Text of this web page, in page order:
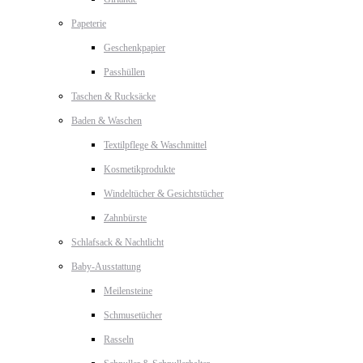
Papeterie
Geschenkpapier
Passhüllen
Taschen & Rucksäcke
Baden & Waschen
Textilpflege & Waschmittel
Kosmetikprodukte
Windeltücher & Gesichtstücher
Zahnbürste
Schlafsack & Nachtlicht
Baby-Ausstattung
Meilensteine
Schmusetücher
Rasseln